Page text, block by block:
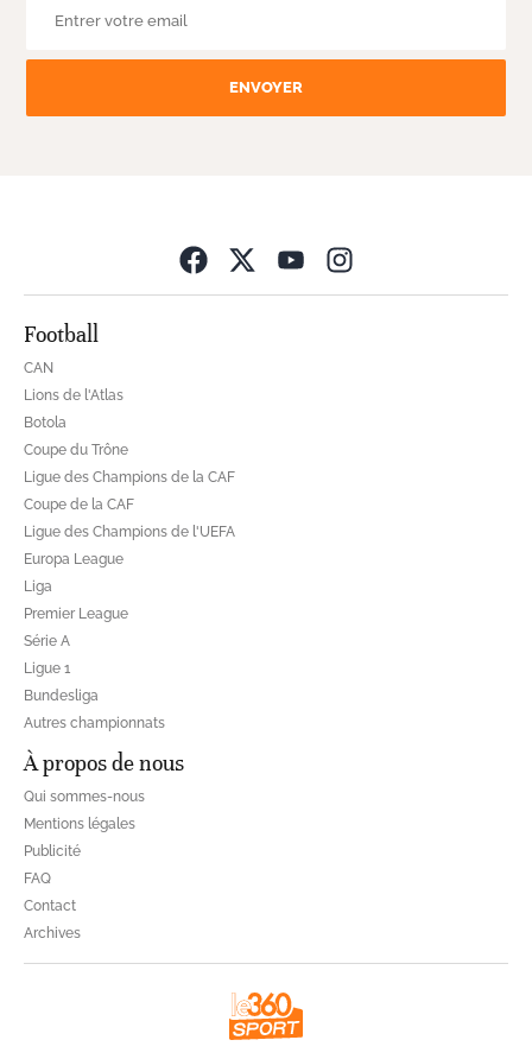
ENVOYER
Football
CAN
Lions de l'Atlas
Botola
Coupe du Trône
Ligue des Champions de la CAF
Coupe de la CAF
Ligue des Champions de l'UEFA
Europa League
Liga
Premier League
Série A
Ligue 1
Bundesliga
Autres championnats
À propos de nous
Qui sommes-nous
Mentions légales
Publicité
FAQ
Contact
Archives